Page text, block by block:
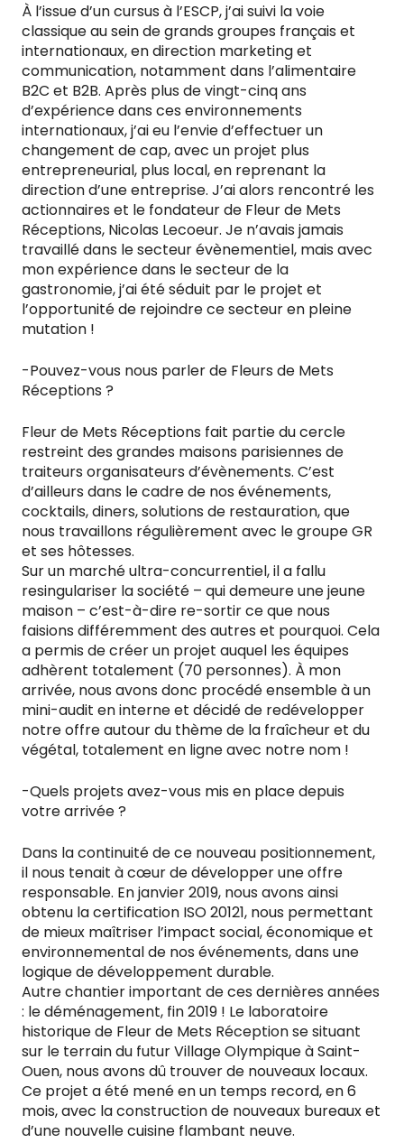
À l’issue d’un cursus à l’ESCP, j’ai suivi la voie
classique au sein de grands groupes français et
internationaux, en direction marketing et
communication, notamment dans l’alimentaire
B2C et B2B. Après plus de vingt-cinq ans
d’expérience dans ces environnements
internationaux, j’ai eu l’envie d’effectuer un
changement de cap, avec un projet plus
entrepreneurial, plus local, en reprenant la
direction d’une entreprise. J’ai alors rencontré les
actionnaires et le fondateur de Fleur de Mets
Réceptions, Nicolas Lecoeur. Je n’avais jamais
travaillé dans le secteur évènementiel, mais avec
mon expérience dans le secteur de la
gastronomie, j’ai été séduit par le projet et
l’opportunité de rejoindre ce secteur en pleine
mutation !
-Pouvez-vous nous parler de Fleurs de Mets
Réceptions ?
Fleur de Mets Réceptions fait partie du cercle
restreint des grandes maisons parisiennes de
traiteurs organisateurs d’évènements. C’est
d’ailleurs dans le cadre de nos événements,
cocktails, diners, solutions de restauration, que
nous travaillons régulièrement avec le groupe GR
et ses hôtesses.
Sur un marché ultra-concurrentiel, il a fallu
resingulariser la société – qui demeure une jeune
maison – c’est-à-dire re-sortir ce que nous
faisions différemment des autres et pourquoi. Cela
a permis de créer un projet auquel les équipes
adhèrent totalement (70 personnes). À mon
arrivée, nous avons donc procédé ensemble à un
mini-audit en interne et décidé de redévelopper
notre offre autour du thème de la fraîcheur et du
végétal, totalement en ligne avec notre nom !
-Quels projets avez-vous mis en place depuis
votre arrivée ?
Dans la continuité de ce nouveau positionnement,
il nous tenait à cœur de développer une offre
responsable. En janvier 2019, nous avons ainsi
obtenu la certification ISO 20121, nous permettant
de mieux maîtriser l’impact social, économique et
environnemental de nos événements, dans une
logique de développement durable.
Autre chantier important de ces dernières années
: le déménagement, fin 2019 ! Le laboratoire
historique de Fleur de Mets Réception se situant
sur le terrain du futur Village Olympique à Saint-
Ouen, nous avons dû trouver de nouveaux locaux.
Ce projet a été mené en un temps record, en 6
mois, avec la construction de nouveaux bureaux et
d’une nouvelle cuisine flambant neuve.